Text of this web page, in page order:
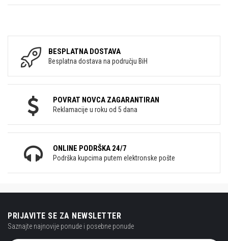
BESPLATNA DOSTAVA
Besplatna dostava na području BiH
POVRAT NOVCA ZAGARANTIRAN
Reklamacije u roku od 5 dana
ONLINE PODRŠKA 24/7
Podrška kupcima putem elektronske pošte
PRIJAVITE SE ZA NEWSLETTER
Saznajte najnovije ponude i posebne ponude